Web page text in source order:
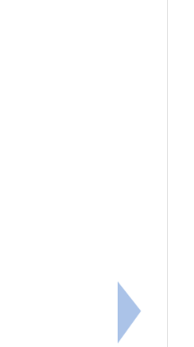
單，請錄取同學於6/15前
下一筆：